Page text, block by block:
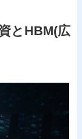
とHBM(広